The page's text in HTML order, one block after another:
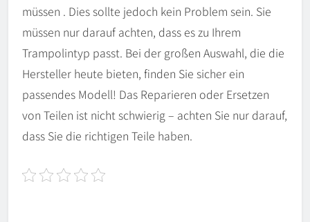
müssen . Dies sollte jedoch kein Problem sein. Sie
müssen nur darauf achten, dass es zu Ihrem
Trampolintyp passt. Bei der großen Auswahl, die die
Hersteller heute bieten, finden Sie sicher ein
passendes Modell! Das Reparieren oder Ersetzen
von Teilen ist nicht schwierig – achten Sie nur darauf,
dass Sie die richtigen Teile haben.